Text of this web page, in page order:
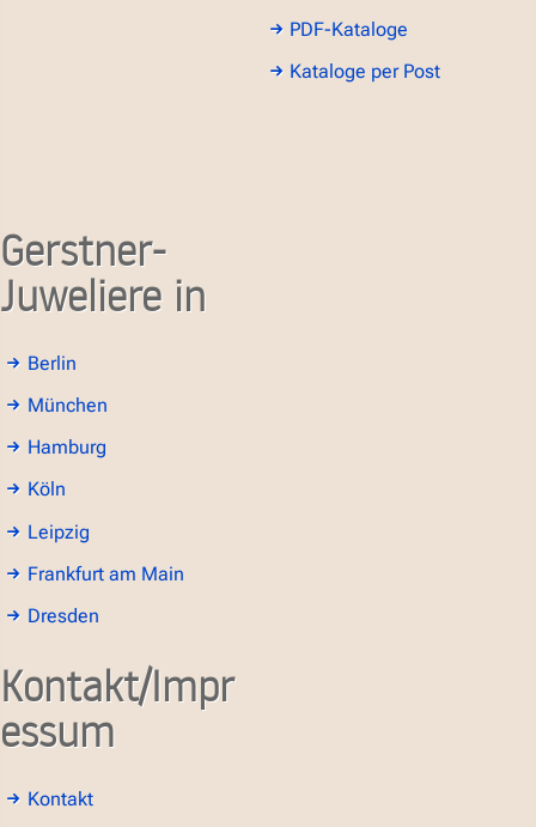
PDF-Kataloge
Kataloge per Post
Gerstner-
Juweliere in
Berlin
München
Hamburg
Köln
Leipzig
Frankfurt am Main
Dresden
Kontakt/Impr
essum
Kontakt